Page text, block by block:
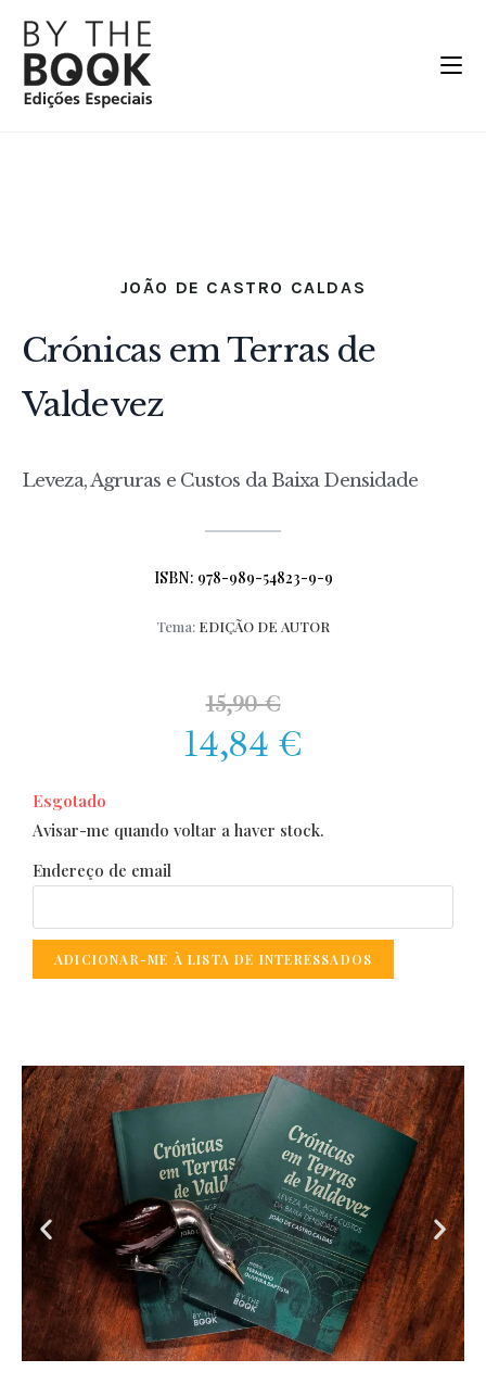
JOÃO DE CASTRO CALDAS
Crónicas em Terras de
Valdevez
Leveza, Agruras e Custos da Baixa Densidade
ISBN: 978-989-54823-9-9
Tema: EDIÇÃO DE AUTOR
15,90€
14,84 €
Esgotado
Avisar-me quando voltar a haver stock.
Endereço de email